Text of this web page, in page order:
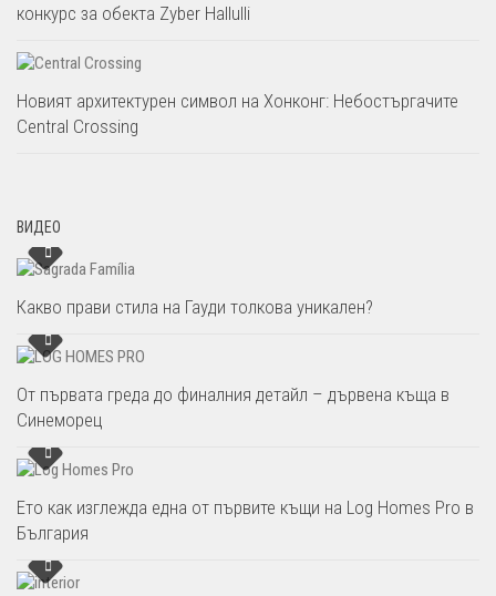
конкурс за обекта Zyber Hallulli
Новият архитектурен символ на Хонконг: Небостъргачите
Central Crossing
ВИДЕО
Какво прави стила на Гауди толкова уникален?
От първата греда до финалния детайл – дървена къща в
Синеморец
Ето как изглежда една от първите къщи на Log Homes Pro в
България